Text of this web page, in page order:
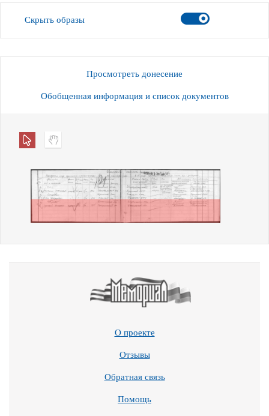
Скрыть образы
Просмотреть донесение
Обобщенная информация и список документов
О проекте
Отзывы
Обратная связь
Помощь